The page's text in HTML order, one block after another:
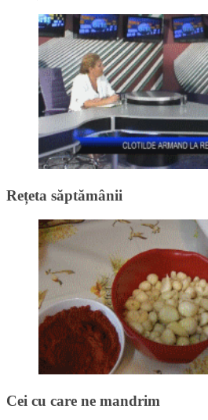
Rețeta săptămânii
Cei cu care ne mandrim